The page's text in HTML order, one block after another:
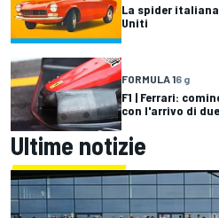
La spider
Uniti
FORMULA 16 g
F1 | Ferrari:
con l'arrivo di
Ultime notizie